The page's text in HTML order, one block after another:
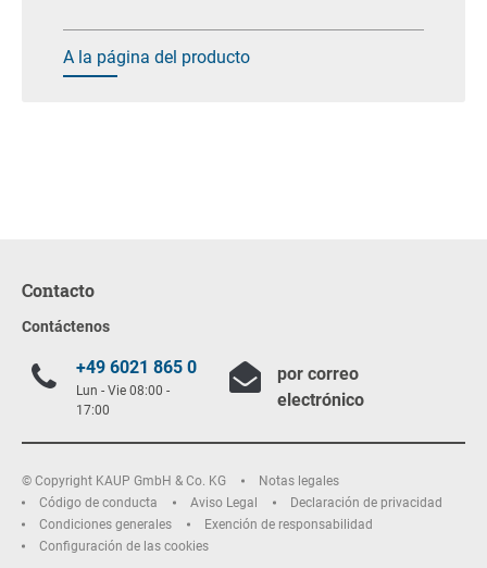
A la página del producto
Contacto
Contáctenos
+49 6021 865 0
Lun - Vie 08:00 -
17:00
por correo
electrónico
© Copyright KAUP GmbH & Co. KG
Notas legales
Código de conducta
Aviso Legal
Declaración de privacidad
Condiciones generales
Exención de responsabilidad
Configuración de las cookies